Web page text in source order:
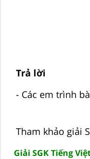
Trả lời
- Các em trình
Tham khảo giải
Giải SGK Tiếng